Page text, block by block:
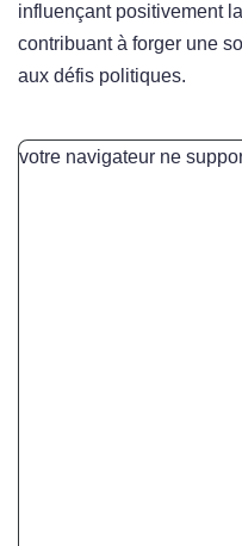
influençant positivement
contribuant à forger une
aux défis politiques.
votre navigateur ne